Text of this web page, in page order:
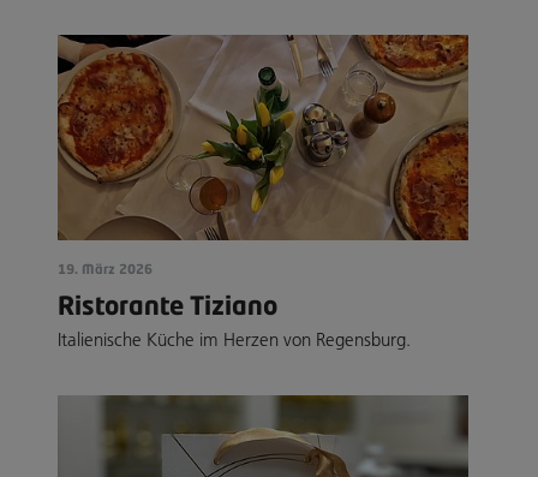
19. März 2026
Ristorante Tiziano
Italienische Küche im Herzen von Regensburg.